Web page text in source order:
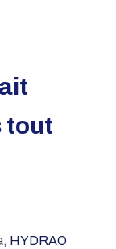
tout
HYDRAO